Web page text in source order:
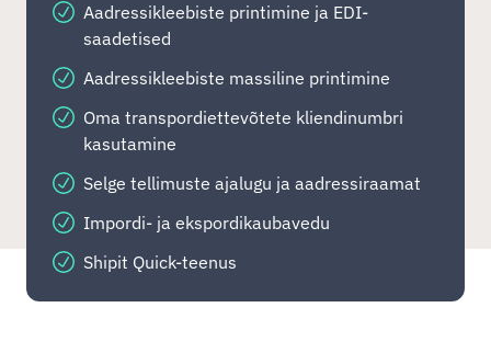
Aadressikleebiste printimine ja EDI-
saadetised
Aadressikleebiste massiline printimine
Oma transpordiettevõtete kliendinumbri
kasutamine
Selge tellimuste ajalugu ja aadressiraamat
Impordi- ja ekspordikaubavedu
Shipit Quick-teenus